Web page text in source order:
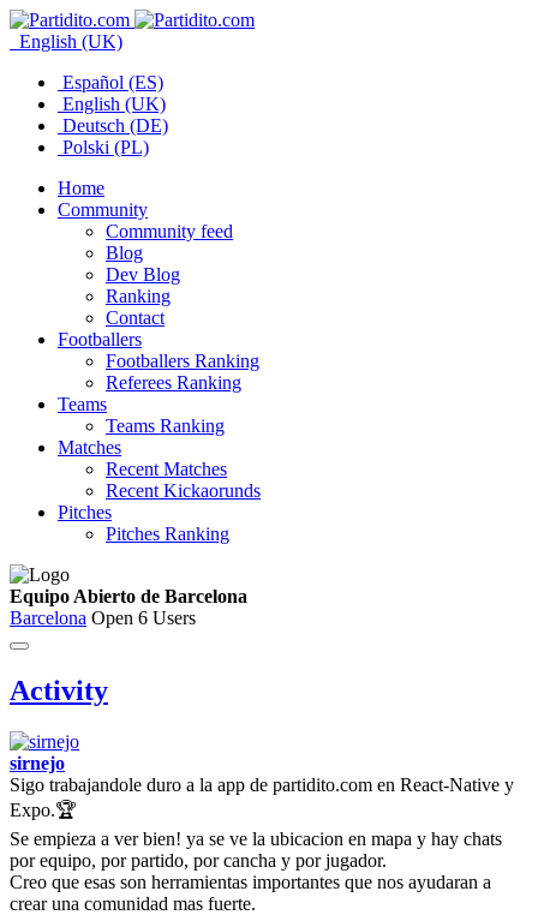
English (UK)
Español (ES)
English (UK)
Deutsch (DE)
Polski (PL)
Home
Community
Community feed
Blog
Dev Blog
Ranking
Contact
Footballers
Footballers Ranking
Referees Ranking
Teams
Teams Ranking
Matches
Recent Matches
Recent Kickaorunds
Pitches
Pitches Ranking
Equipo Abierto de Barcelona
Barcelona Open 6 Users
Activity
sirnejo
Sigo trabajandole duro a la app de partidito.com en React-Native y
Expo.🏆
Se empieza a ver bien! ya se ve la ubicacion en mapa y hay chats
por equipo, por partido, por cancha y por jugador.
Creo que esas son herramientas importantes que nos ayudaran a
crear una comunidad mas fuerte.